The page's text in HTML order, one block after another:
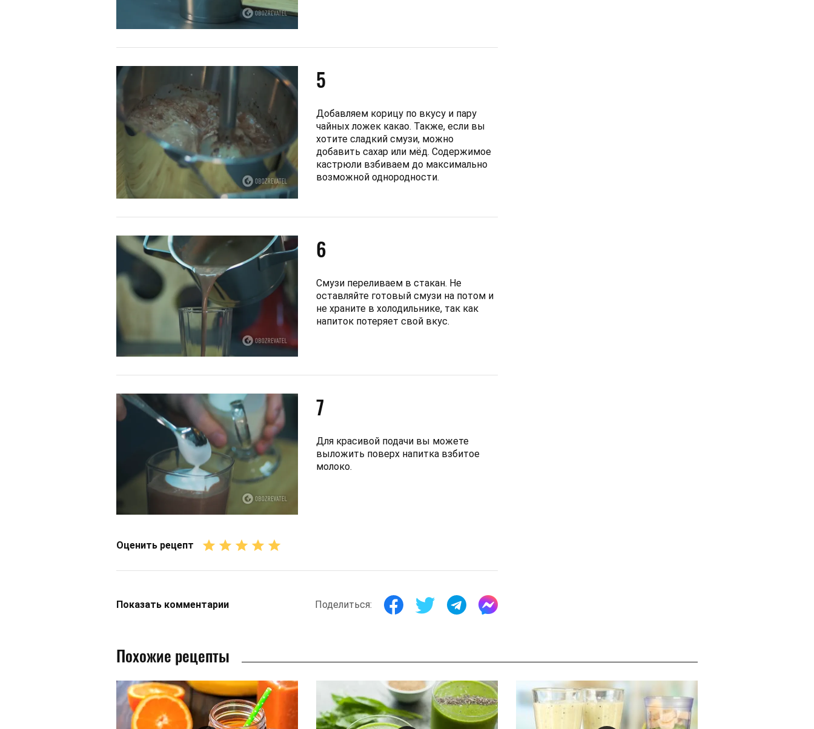
5
Добавляем корицу по вкусу и пару
чайных ложек какао. Также, если вы
хотите сладкий смузи, можно
добавить сахар или мёд. Содержимое
кастрюли взбиваем до максимально
возможной однородности.
6
Смузи переливаем в стакан. Не
оставляйте готовый смузи на потом и
не храните в холодильнике, так как
напиток потеряет свой вкус.
7
Для красивой подачи вы можете
выложить поверх напитка взбитое
молоко.
Оценить рецепт
Показать комментарии Поделиться:
Похожие рецепты